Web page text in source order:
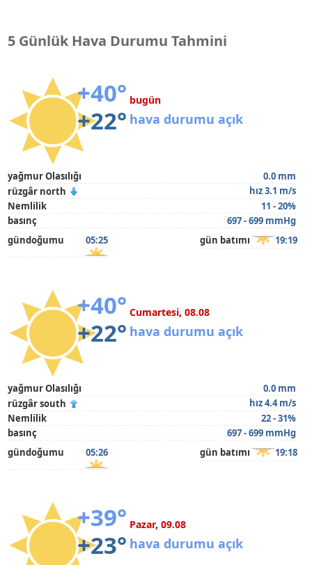
5 Günlük Hava Durumu Tahmini
+40°
+22°
bugün
hava durumu açık
yağmur Olasılığı
0.0 mm
rüzgâr north
hız 3.1 m/s
Nemlilik
11 - 20%
basınç
697 - 699 mmHg
gündoğumu
05:25 gün batımı 19:19
+40°
+22°
Cumartesi, 08.08
hava durumu açık
yağmur Olasılığı
0.0 mm
rüzgâr south
hız 4.4 m/s
Nemlilik
22 - 31%
basınç
697 - 699 mmHg
gündoğumu
05:26 gün batımı 19:18
+39°
+23°
Pazar, 09.08
hava durumu açık